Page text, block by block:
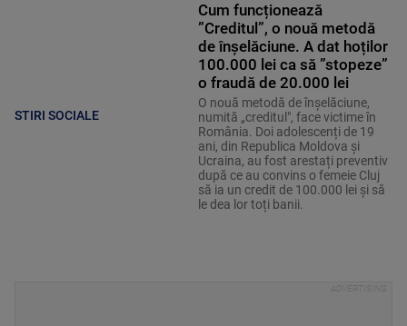
STIRI SOCIALE
Cum funcționează
”Creditul”, o nouă metodă
de înșelăciune. A dat hoților
100.000 lei ca să ”stopeze”
o fraudă de 20.000 lei
O nouă metodă de înșelăciune,
numită „creditul", face victime în
România. Doi adolescenți de 19
ani, din Republica Moldova și
Ucraina, au fost arestați preventiv
după ce au convins o femeie Cluj
să ia un credit de 100.000 lei și să
le dea lor toți banii.